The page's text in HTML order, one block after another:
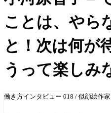
ことは、やら
と！次は何が
うって楽しみ
働き方インタビュー 018 / 似顔絵作